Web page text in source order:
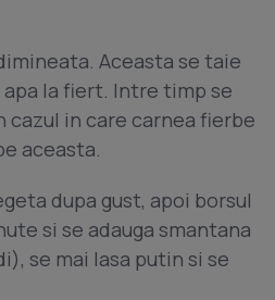
Aceasta se taie
la fiert. Intre timp se
cazul in care carnea fierbe
aceasta.
dupa gust, apoi borsul
si se adauga smantana
se mai lasa putin si se